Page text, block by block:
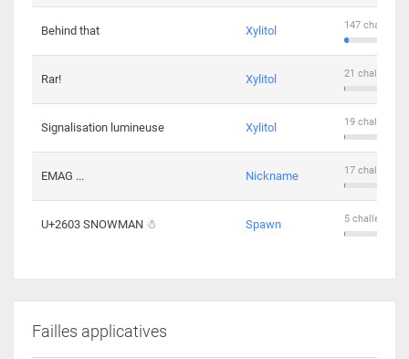
Behind that Xylitol 147
Rar! Xylitol 21
Signalisation lumineuse Xylitol 19
EMAG ... Nickname 17
U+2603 SNOWMAN ☃ Spawn 5 challengers
Failles applicatives